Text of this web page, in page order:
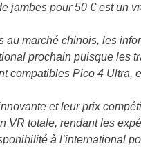
jambes pour 50 € est un
au marché chinois, les
prochain puisque les
compatibles Pico 4 Ultra,
et leur prix
VR totale, rendant les
à l’international